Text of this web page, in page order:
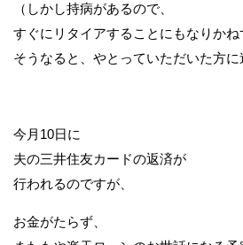
（しかし持病があるので、
すぐにリタイアすることにもなりかね
そうなると、やとっていただいた方に
今月10日に
夫の三井住友カードの返済が
行われるのですが、
お金がたらず、